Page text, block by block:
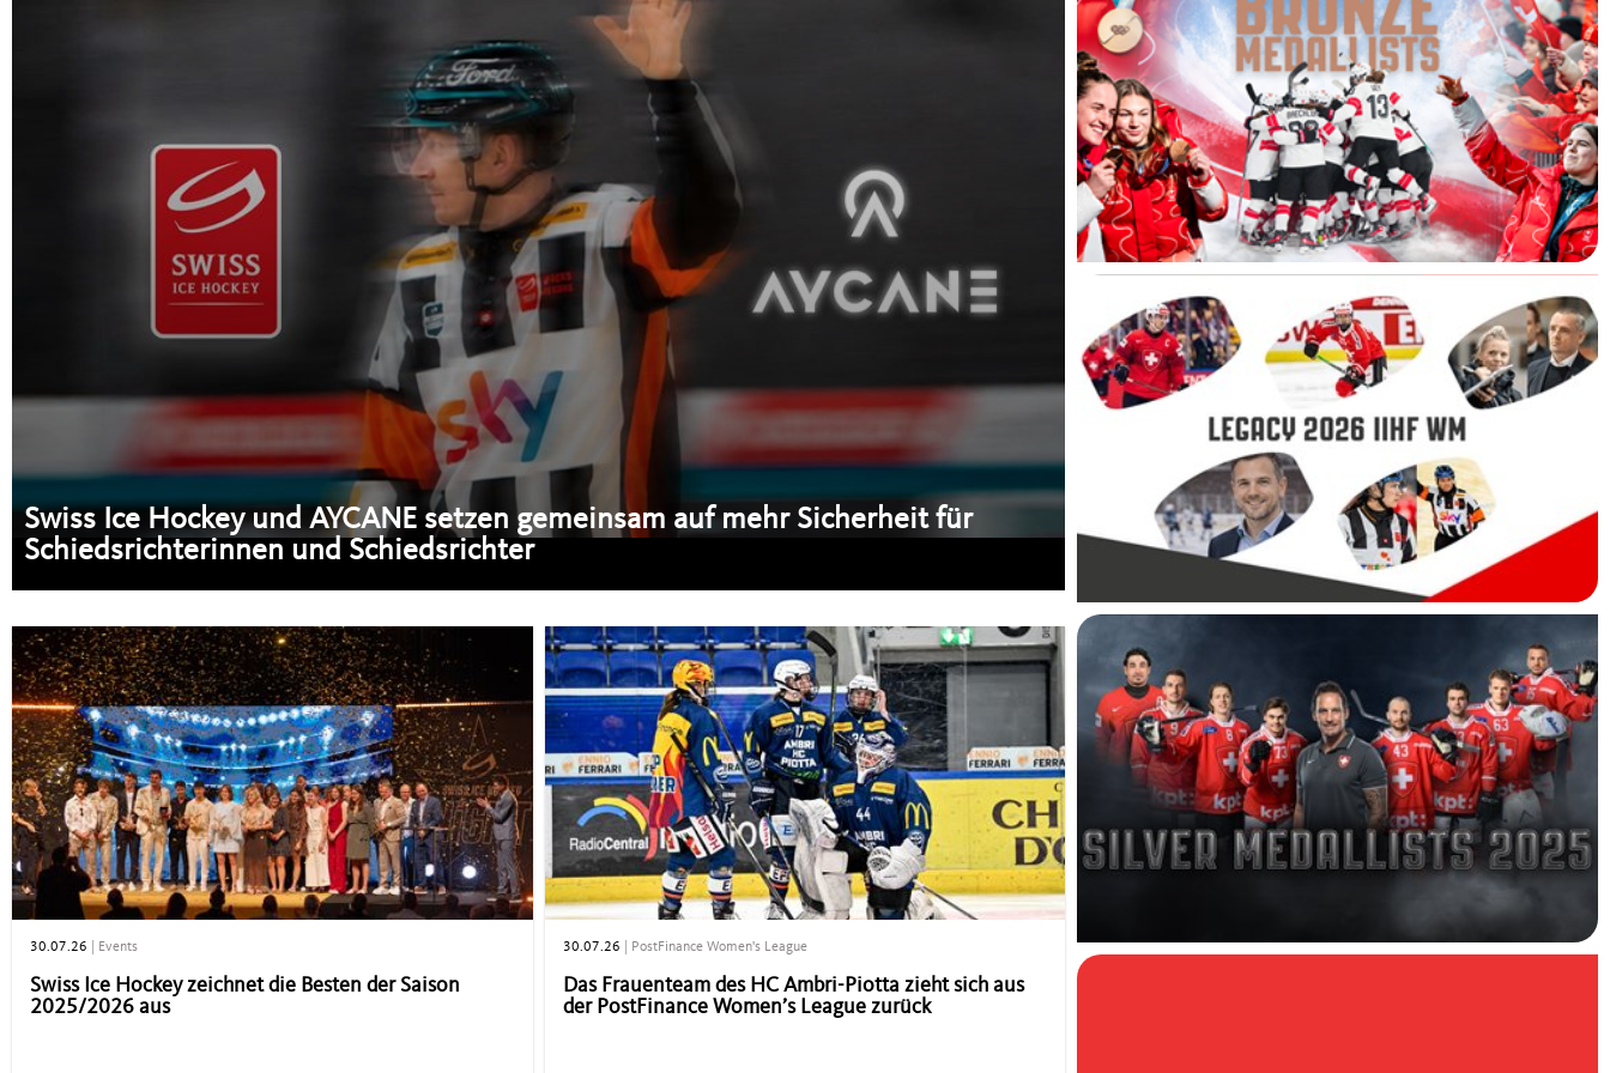
Swiss Ice Hockey und AYCANE setzen gemeinsam auf mehr Sicherheit für
Schiedsrichterinnen und Schiedsrichter
30.07.26 Events
Swiss Ice Hockey zeichnet die Besten der Saison
2025/2026 aus
30.07.26 PostFinance Women's League
Das Frauenteam des HC Ambri-Piotta zieht sich aus
der PostFinance Women’s League zurück